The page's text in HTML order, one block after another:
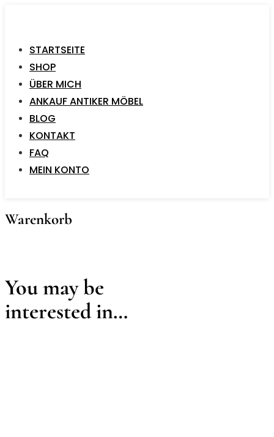
STARTSEITE
SHOP
ÜBER MICH
ANKAUF ANTIKER MÖBEL
BLOG
KONTAKT
FAQ
MEIN KONTO
Warenkorb
You may be
interested in…